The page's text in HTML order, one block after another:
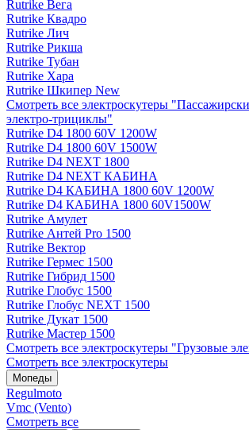
Rutrike Вега
Rutrike Квадро
Rutrike Лич
Rutrike Рикша
Rutrike Тубан
Rutrike Хара
Rutrike Шкипер New
Смотреть все электро­скутеры
электро‑трициклы"
Rutrike D4 1800 60V 1200W
Rutrike D4 1800 60V 1500W
Rutrike D4 NEXT 1800
Rutrike D4 NEXT КАБИНА
Rutrike D4 КАБИНА 1800 60V 1200W
Rutrike D4 КАБИНА 1800 60V1500W
Rutrike Амулет
Rutrike Антей Pro 1500
Rutrike Вектор
Rutrike Гермес 1500
Rutrike Гибрид 1500
Rutrike Глобус 1500
Rutrike Глобус NEXT 1500
Rutrike Дукат 1500
Rutrike Мастер 1500
Смотреть все электро­скутеры "Грузовые
Смотреть все электро­скутеры
Мопеды
Regulmoto
Vmc (Vento)
Смотреть все